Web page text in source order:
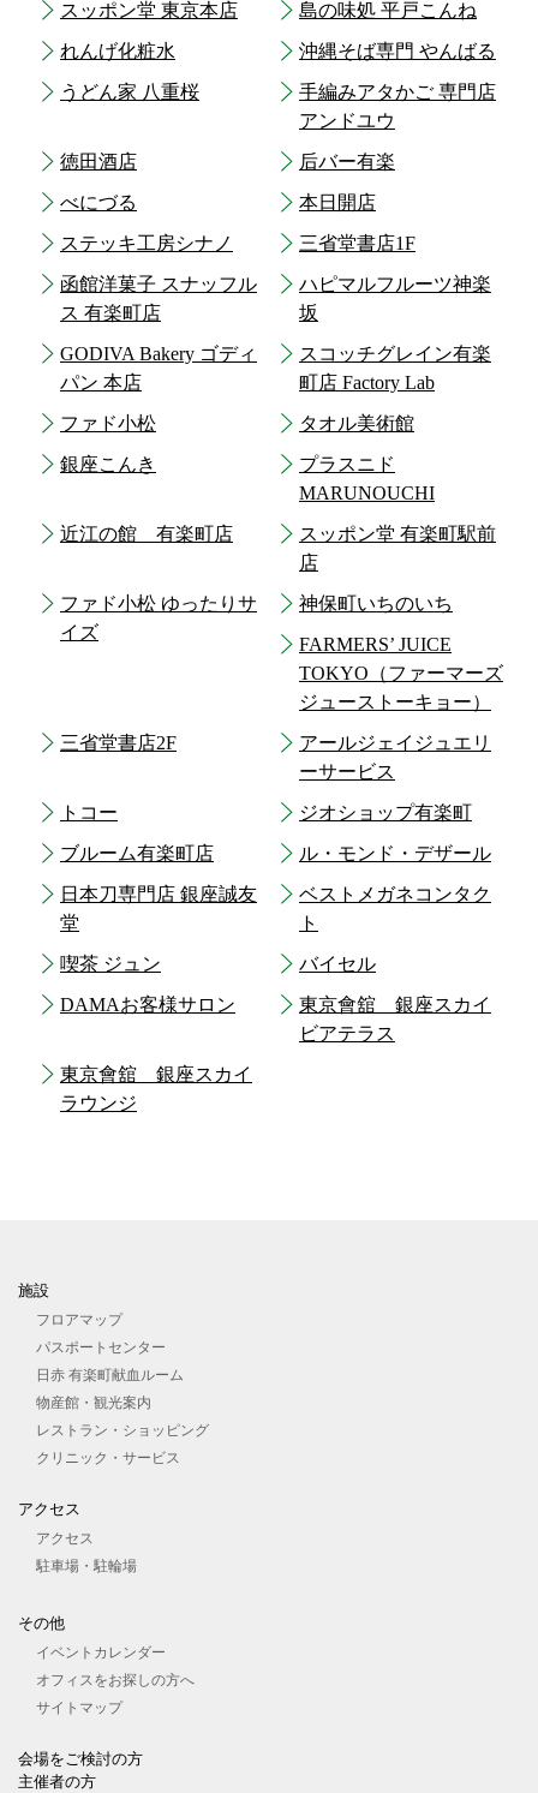
スッポン堂 東京本店
島の味処 平戸こんね
れんげ化粧水
沖縄そば専門 やんばる
うどん家 八重桜
手編みアタかご 専門店
アンドユウ
徳田酒店
后バー有楽
べにづる
本日開店
ステッキ工房シナノ
三省堂書店1F
函館洋菓子 スナッフル
ス 有楽町店
ハピマルフルーツ神楽
坂
GODIVA Bakery ゴディ
パン 本店
スコッチグレイン有楽
町店 Factory Lab
ファド小松
タオル美術館
銀座こんき
プラスニド
MARUNOUCHI
近江の館 有楽町店
スッポン堂 有楽町駅前
店
ファド小松 ゆったりサ
イズ
神保町いちのいち
FARMERS’ JUICE
TOKYO（ファーマーズ
ジューストーキョー）
三省堂書店2F
アールジェイジュエリ
ーサービス
トコー
ジオショップ有楽町
ブルーム有楽町店
ル・モンド・デザール
日本刀専門店 銀座誠友
堂
ベストメガネコンタク
ト
喫茶 ジュン
バイセル
DAMAお客様サロン
東京會舘 銀座スカイ
ビアテラス
東京會舘 銀座スカイ
ラウンジ
施設
フロアマップ
パスポートセンター
日赤 有楽町献血ルーム
物産館・観光案内
レストラン・ショッピング
クリニック・サービス
アクセス
アクセス
駐車場・駐輪場
その他
イベントカレンダー
オフィスをお探しの⽅へ
サイトマップ
会場をご検討の⽅
主催者の⽅